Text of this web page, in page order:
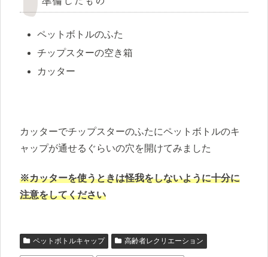
ペットボトルのふた
チップスターの空き箱
カッター
カッターでチップスターのふたにペットボトルのキ
ャップが通せるぐらいの穴を開けてみました
※カッターを使うときは怪我をしないように十分に
注意をしてください
ペットボトルキャップ 高齢者レクリエーション